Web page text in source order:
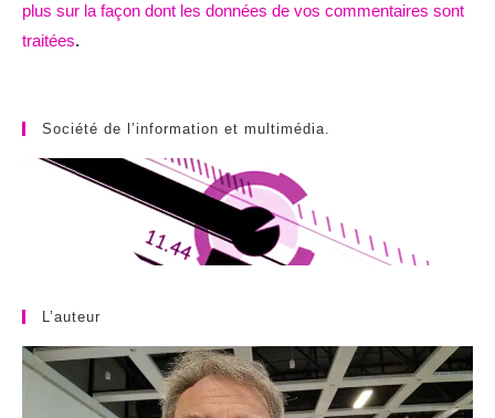
plus sur la façon dont les données de vos commentaires sont
traitées.
Société de l’information et multimédia.
L’auteur